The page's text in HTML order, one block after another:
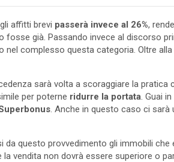
affitti brevi passerà invece al 26%,
fosse già. Passando invece al discorso
nel complesso questa categoria. Oltre
sarà volta a scoraggiare la pratica
per poterne ridurre la portata . Guai
. Anche in questo caso ci
da questo provvedimento gli immobili che
vendita non dovrà essere superiore o